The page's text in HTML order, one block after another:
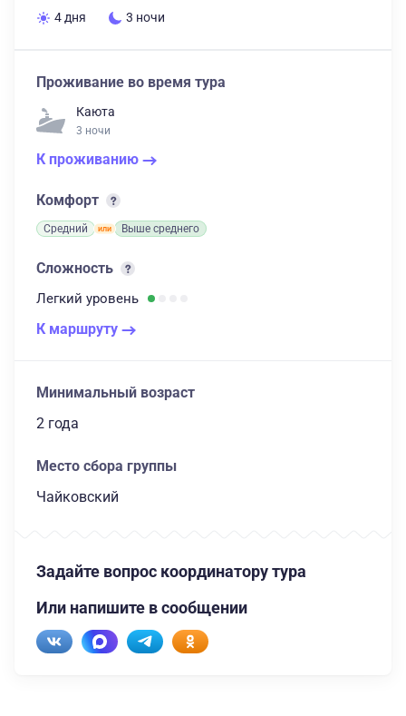
4 дня 3 ночи
Проживание во время тура
Каюта
3 ночи
К проживанию
Комфорт
Средний Выше среднего
Сложность
Легкий уровень
К маршруту
Минимальный возраст
2 года
Место сбора группы
Чайковский
Задайте вопрос координатору тура
Или напишите в сообщении